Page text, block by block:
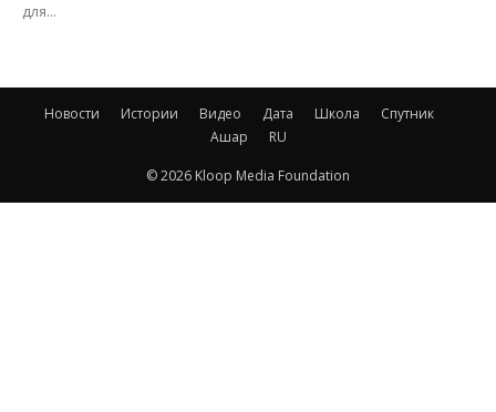
для...
Новости Истории Видео Дата Школа
Спутник
Ашар
RU
© 2026 Kloop Media Foundation